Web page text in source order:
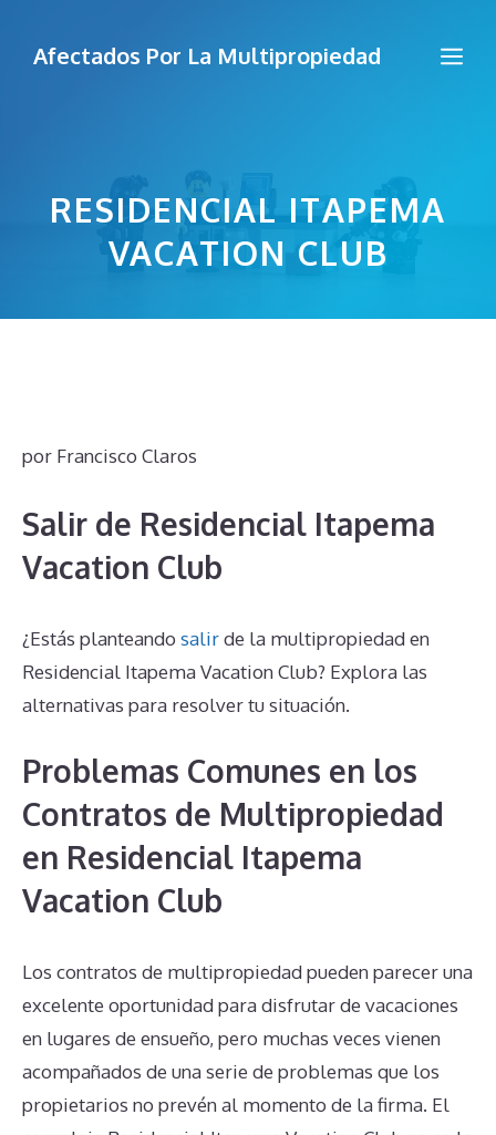
Afectados Por La Multipropiedad
RESIDENCIAL ITAPEMA
VACATION CLUB
por Francisco Claros
Salir de Residencial Itapema
Vacation Club
¿Estás planteando salirde la multipropiedad en
Residencial Itapema Vacation Club? Explora las
alternativas para resolver tu situación.
Problemas Comunes en los
Contratos de Multipropiedad
en Residencial Itapema
Vacation Club
Los contratos de multipropiedad pueden parecer una
excelente oportunidad para disfrutar de vacaciones
en lugares de ensueño, pero muchas veces vienen
acompañados de una serie de problemas que los
propietarios no prevén al momento de la firma. El